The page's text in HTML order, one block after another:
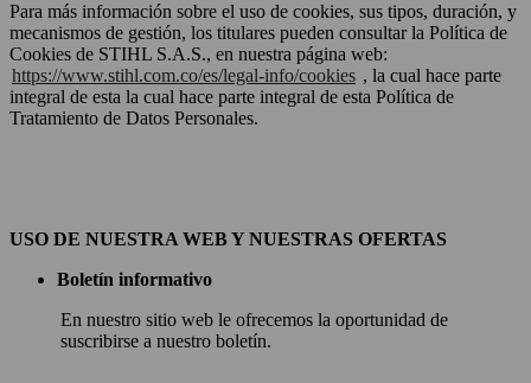
Para más información sobre el uso de cookies, sus tipos, duración, y
mecanismos de gestión, los titulares pueden consultar la Política de
Cookies de STIHL S.A.S., en nuestra página web:
https://www.stihl.com.co/es/legal-info/cookies , la cual hace parte
integral de esta la cual hace parte integral de esta Política de
Tratamiento de Datos Personales.
USO DE NUESTRA WEB Y NUESTRAS OFERTAS
Boletín informativo
En nuestro sitio web le ofrecemos la oportunidad de
suscribirse a nuestro boletín.